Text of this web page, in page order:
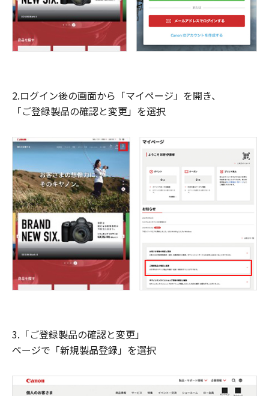
2.ログイン後の画面から「マイページ」を開き、
「ご登録製品の確認と変更」を選択
3.「ご登録製品の確認と変更」
ページで「新規製品登録」を選択